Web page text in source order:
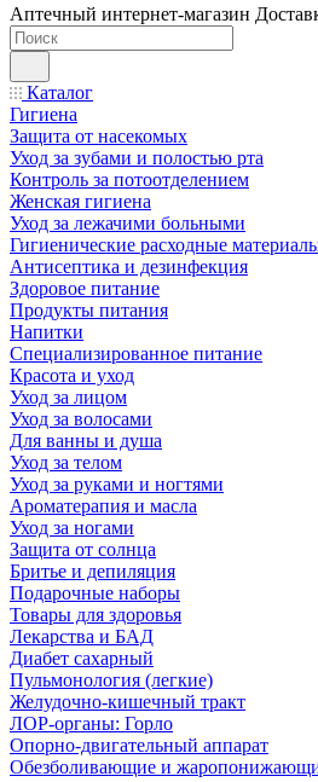
Аптечный интернет-магазин
Каталог
Гигиена
Защита от насекомых
Уход за зубами и полостью рта
Контроль за потоотделением
Женская гигиена
Уход за лежачими больными
Гигиенические расходные
Антисептика и дезинфекция
Здоровое питание
Продукты питания
Напитки
Специализированное питание
Красота и уход
Уход за лицом
Уход за волосами
Для ванны и душа
Уход за телом
Уход за руками и ногтями
Ароматерапия и масла
Уход за ногами
Защита от солнца
Бритье и депиляция
Подарочные наборы
Товары для здоровья
Лекарства и БАД
Диабет сахарный
Пульмонология (легкие)
Желудочно-кишечный тракт
ЛОР-органы: Горло
Опорно-двигательный аппарат
Обезболивающие и